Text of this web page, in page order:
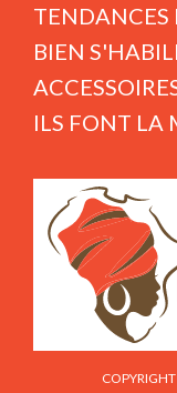
TENDANCES
BIEN
ILS FONT LA